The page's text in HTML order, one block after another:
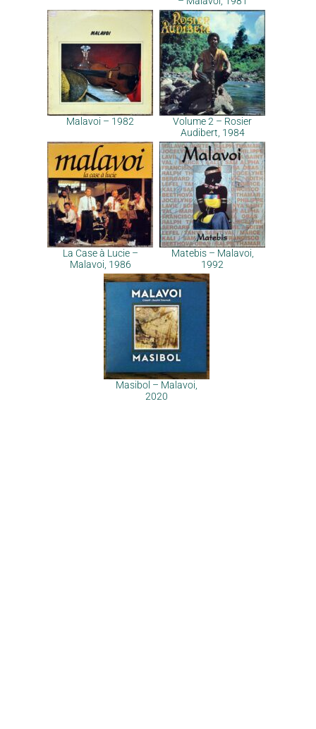
Malavoi – 1982
Volume 2 – Rosier
Audibert, 1984
La Case à Lucie –
Malavoi, 1986
Matebis – Malavoi,
1992
Masibol – Malavoi,
2020